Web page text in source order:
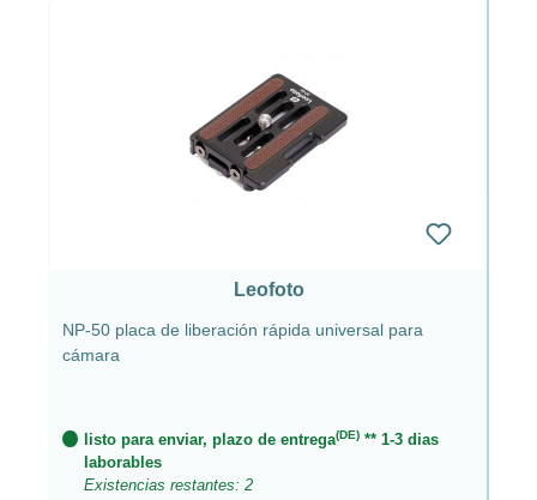
Leofoto
NP-50 placa de liberación rápida universal para
cámara
listo para enviar, plazo de entrega(DE)** 1-3 dias
laborables
Existencias restantes: 2